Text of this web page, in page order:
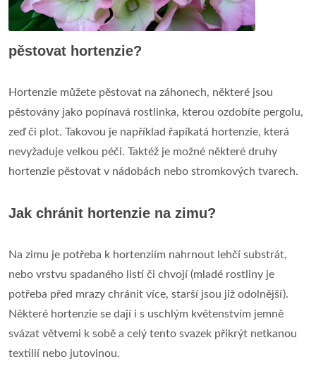
pěstovat hortenzie?
Hortenzie můžete pěstovat na záhonech, některé jsou
pěstovány jako popínavá rostlinka, kterou ozdobíte pergolu,
zeď či plot. Takovou je například řapíkatá hortenzie, která
nevyžaduje velkou péči. Taktéž je možné některé druhy
hortenzie pěstovat v nádobách nebo stromkových tvarech.
Jak chránit hortenzie na zimu?
Na zimu je potřeba k hortenziím nahrnout lehčí substrát,
nebo vrstvu spadaného listí či chvojí (mladé rostliny je
potřeba před mrazy chránit více, starší jsou již odolnější).
Některé hortenzie se dají i s uschlým květenstvím jemně
svázat větvemi k sobě a celý tento svazek přikrýt netkanou
textilií nebo jutovinou.